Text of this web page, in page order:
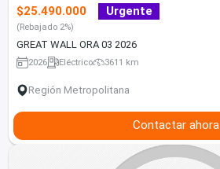
$25.490.000 Urgente
(Rebajado 2%)
GREAT WALL ORA 03 2026
2026 Eléctrico 3611 km
Región Metropolitana
Contactar ahora